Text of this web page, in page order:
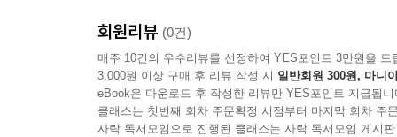
* 전 세계의 명작 스토리들 속 한 장면을 담은 메인
* 작품에 대한 사전 지식을 쌓아주는 논픽션 리딩
* 어휘력 강화를 위한 다양한 연습 문제
* 작품 속 주인공과 사건에 대해 친구들과 의견을
* 그림을 보며 이야기 속 사건을 재구성해 보는 리
회원리뷰 (0건)
매주 10건의 우수리뷰를 선정하여 YES포인트 3만원을 드
3,000원 이상 구매 후 리뷰 작성 시 일반회원 300원, 마니
eBook은 다운로드 후 작성한 리뷰만 YES포인트 지급됩니
클래스는 첫번째 회차 주문확정 시점부터 마지막 회차 주
사락 독서모임으로 진행된 클래스는 사락 독서모임 게시